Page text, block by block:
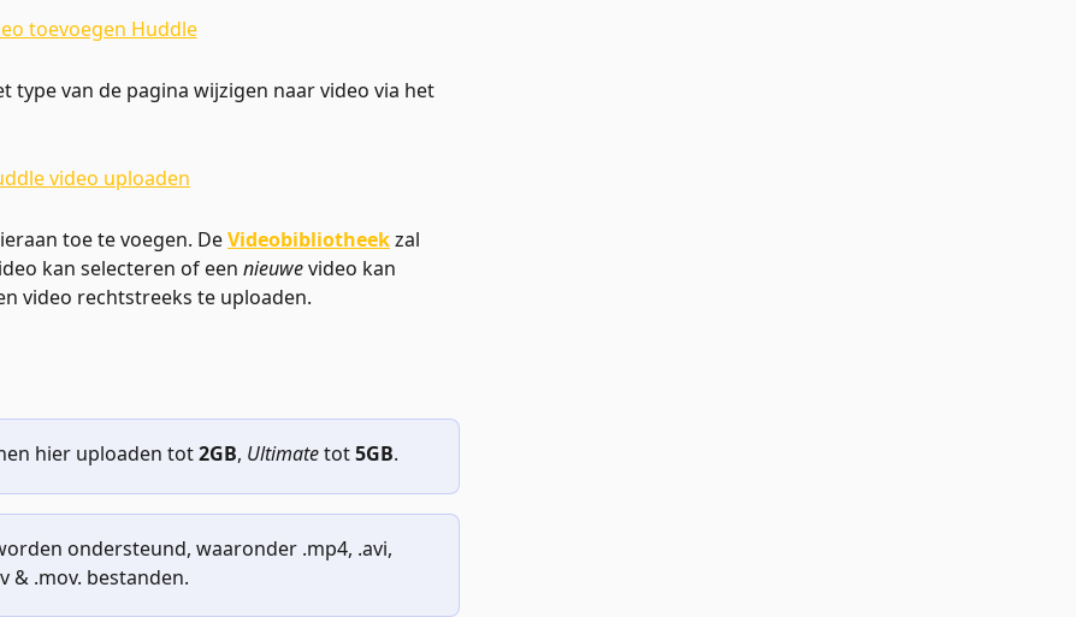
type van de pagina wijzigen naar video via het
toe te voegen. De Videobibliotheek zal
kan selecteren of een nieuwe video kan
video rechtstreeks te uploaden.
hier uploaden tot 2GB, Ultimate tot 5GB.
ondersteund, waaronder .mp4, .avi,
& .mov. bestanden.